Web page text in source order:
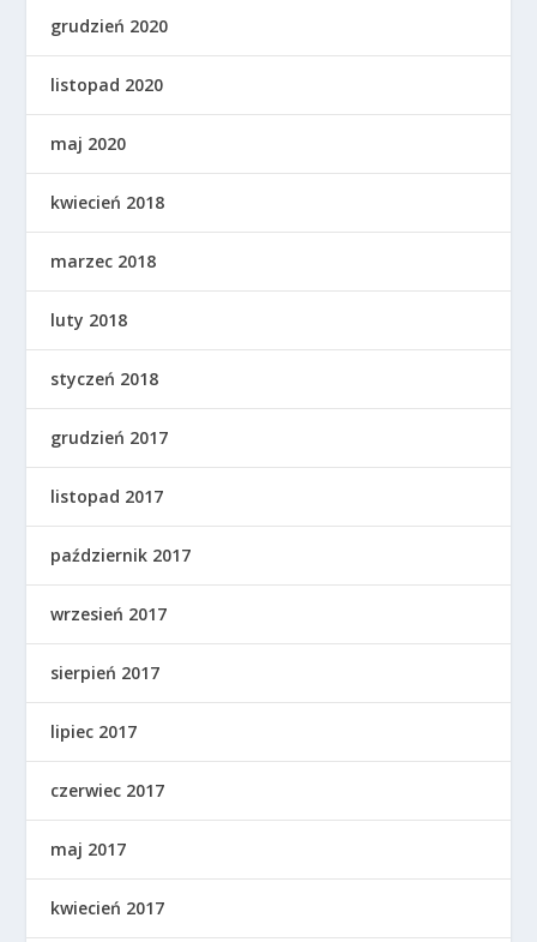
grudzień 2020
listopad 2020
maj 2020
kwiecień 2018
marzec 2018
luty 2018
styczeń 2018
grudzień 2017
listopad 2017
październik 2017
wrzesień 2017
sierpień 2017
lipiec 2017
czerwiec 2017
maj 2017
kwiecień 2017